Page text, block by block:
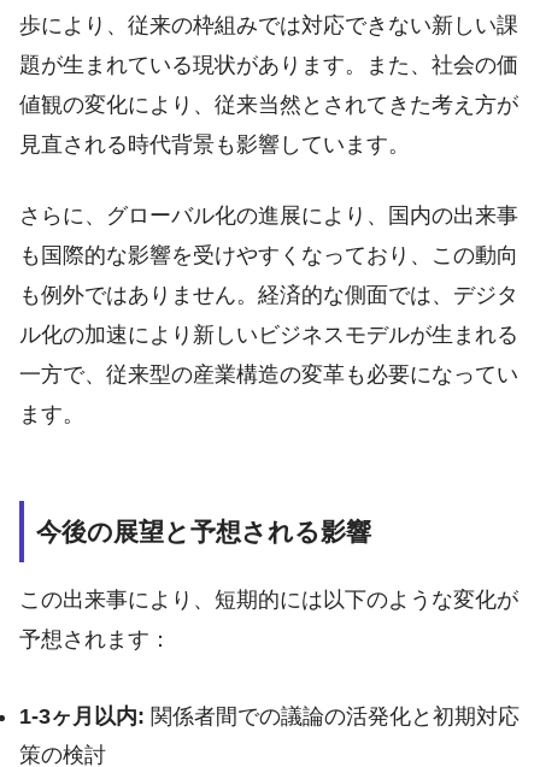
歩により、従来の枠組みでは対応できない新しい課
題が生まれている現状があります。また、社会の価
値観の変化により、従来当然とされてきた考え方が
見直される時代背景も影響しています。
さらに、グローバル化の進展により、国内の出来事
も国際的な影響を受けやすくなっており、この動向
も例外ではありません。経済的な側面では、デジタ
ル化の加速により新しいビジネスモデルが生まれる
一方で、従来型の産業構造の変革も必要になってい
ます。
今後の展望と予想される影響
この出来事により、短期的には以下のような変化が
予想されます：
1-3ヶ月以内: 関係者間での議論の活発化と初期対応
策の検討